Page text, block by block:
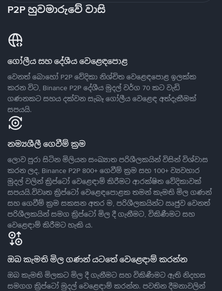
P2P හුවමාරුවේ වාසි
ගෝලීය සහ දේශීය වෙළෙඳපොළ
වෙනත් බොහෝ P2P වේදිකා නිශ්චිත වෙළෙඳපොළ ඉලක්ක
කරන විට, Binance P2P දේශීය මුදල් වර්ග 70 කට වැඩි
ගණනකට සහය දක්වන සැබෑ ගෝලීය වෙළෙඳ අත්දැකීමක්
සපයයි.
නම්‍යශීලී ගෙවීම් ක්‍රම
ලොව පුරා සිටින මිලියන සංඛ්‍යාත පරිශීලකයින් විසින් විශ්වාස
කරන ලද, Binance P2P 800+ ගෙවීම් ක්‍රම සහ 100+ ව්‍යවහාර
මුදල් වලින් ක්‍රිප්ටෝ වෙළෙඳාම් කිරීමට ආරක්ෂිත වේදිකාවක්
සපයයි.විවෘත ක්‍රිප්ටෝ වෙළෙඳපොළක තමන් කැමති මිල ගණන්
සහ ගෙවීම් ක්‍රම සකසන අතර ම, පරිශීලකයින්ට ඍජුව වෙනත්
පරිශීලකයින් සමග ක්‍රිප්ටෝ මිල දී ගැනීමට, විකිණීමට සහ
වෙළෙඳාම් කිරීමට හැකි ය.
ඔබ කැමති මිල ගණන් යටතේ වෙළෙඳාම් කරන්න
ඔබ කැමති මිලකට මිල දී ගැනීමට සහ විකිණීමට ඇති නිදහස
සමගග ක්‍රිප්ටෝ මුදල් වෙළෙඳාම් කරන්න. පවතින දීමනාවලින්